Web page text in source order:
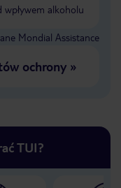
wpływem alkoholu
Mondial Assistance
ochrony»
TUI?